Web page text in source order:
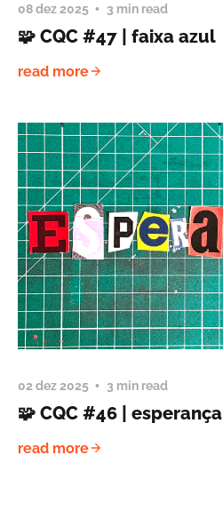
08 dez 2025 3 min read
🧩 CQC #47 | faixa azul
read more
02 dez 2025 3 min read
🧩 CQC #46 | esperança
read more